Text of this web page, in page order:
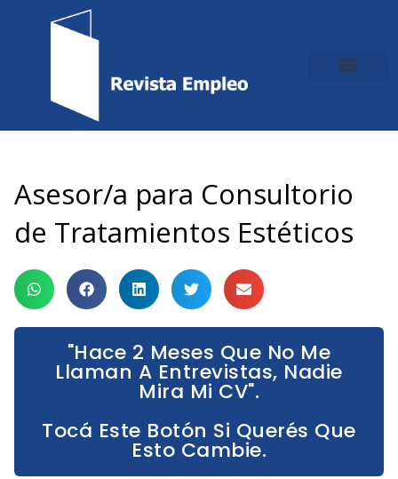
Asesor/a para Consultorio
de Tratamientos Estéticos
"Hace 2 Meses Que No Me
Llaman A Entrevistas, Nadie
Mira Mi CV".
Tocá Este Botón Si Querés Que
Esto Cambie.